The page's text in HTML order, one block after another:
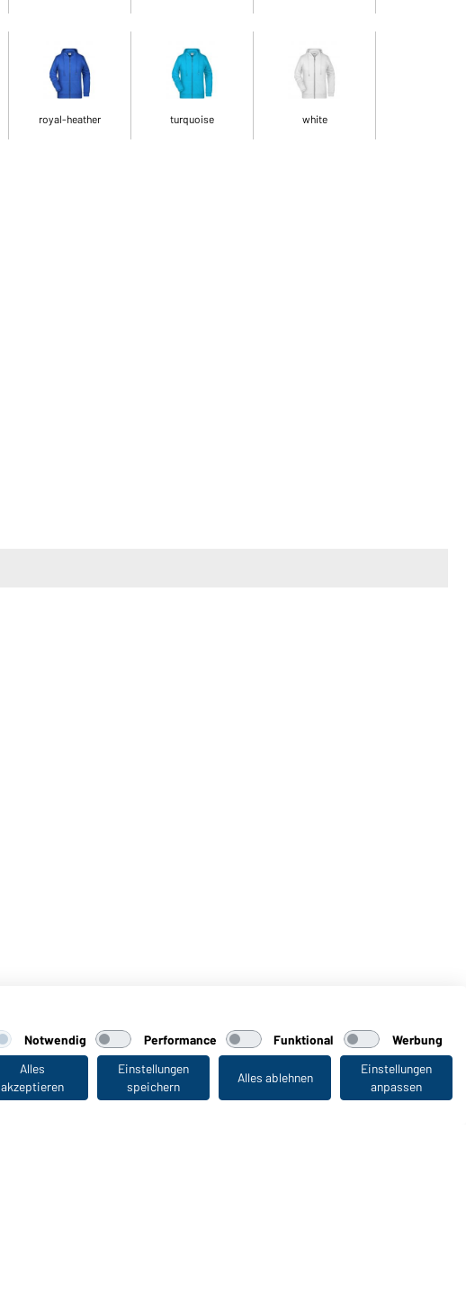
royal-heather turquoise white
Zuletzt angesehen
Notwendig Performance Funktional
Werbung
Alles
akzeptieren
Einstellungen
speichern
Alles ablehnen
Einstellungen
anpassen